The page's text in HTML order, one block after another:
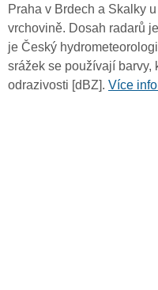
Praha v Brdech a Skalky
vrchovině. Dosah radarů
je Český
srážek se používají barvy,
odrazivosti [dBZ]. Více